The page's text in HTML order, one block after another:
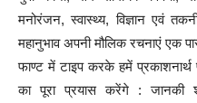
मनोरंजन, स्वास्थ्य, विज्ञान एवं
महानुभाव अपनी मौलिक रचनाएं एक
फाण्ट में टाइप करके हमें
का पूरा प्रयास करेंगे : जानकी